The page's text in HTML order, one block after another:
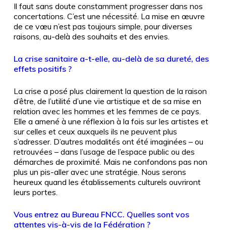
Il faut sans doute constamment progresser dans nos
concertations. C’est une nécessité. La mise en œuvre
de ce vœu n’est pas toujours simple, pour diverses
raisons, au-delà des souhaits et des envies.
La crise sanitaire a-t-elle, au-delà de sa dureté, des
effets positifs ?
La crise a posé plus clairement la question de la raison
d’être, de l’utilité d’une vie artistique et de sa mise en
relation avec les hommes et les femmes de ce pays.
Elle a amené à une réflexion à la fois sur les artistes et
sur celles et ceux auxquels ils ne peuvent plus
s’adresser. D’autres modalités ont été imaginées – ou
retrouvées – dans l’usage de l’espace public ou des
démarches de proximité. Mais ne confondons pas non
plus un pis-aller avec une stratégie. Nous serons
heureux quand les établissements culturels ouvriront
leurs portes.
Vous entrez au Bureau FNCC. Quelles sont vos
attentes vis-à-vis de la Fédération ?